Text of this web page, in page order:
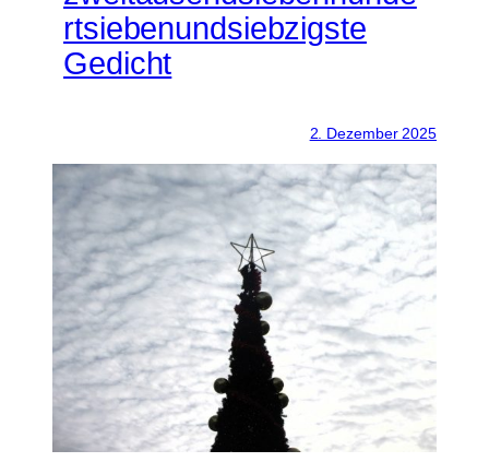
rtsiebenundsiebzigste
Gedicht
2. Dezember 2025